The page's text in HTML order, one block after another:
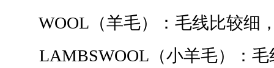
WOOL（羊毛）：毛线比较细
LAMBSWOOL（小羊毛）：毛